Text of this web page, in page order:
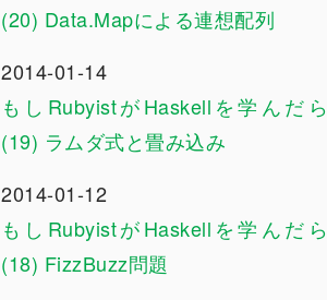
(20) Data.Mapによる連想配列
2014-01-14
もしRubyistがHaskellを学んだら
(19) ラムダ式と畳み込み
2014-01-12
もしRubyistがHaskellを学んだら
(18) FizzBuzz問題